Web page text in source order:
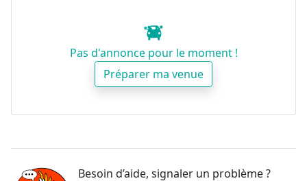
Pas d'annonce pour le moment !
Préparer ma venue
Besoin d’aide, signaler un problème ?